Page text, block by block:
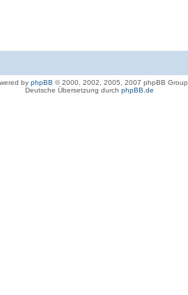
by phpBB © 2000, 2002, 2005, 2007 phpBB Group
Deutsche Übersetzung durch phpBB.de